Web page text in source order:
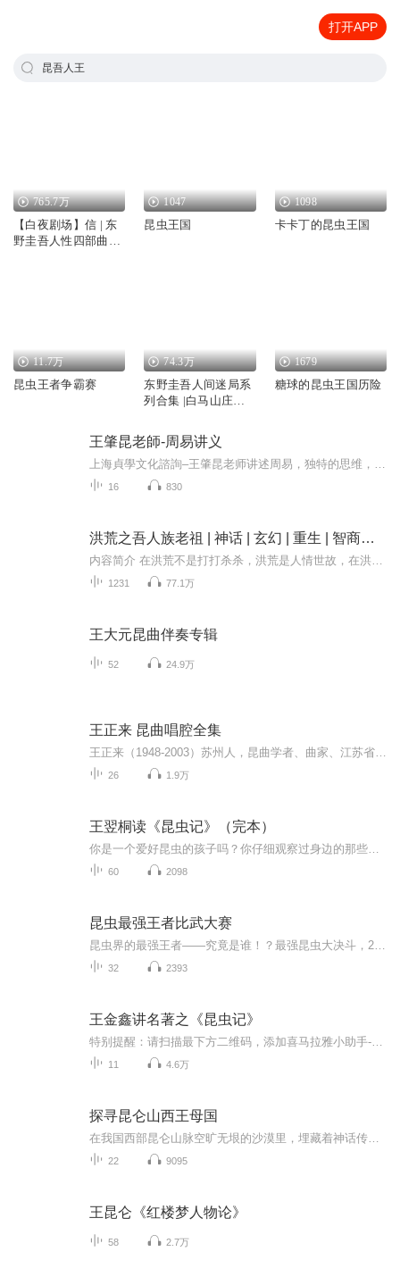
打开APP
昆吾人王
765.7万
【白夜剧场】信 | 东
野圭吾人性四部曲合
1047
昆虫王国
1098
卡卡丁的昆虫王国
11.7万
昆虫王者争霸赛
74.3万
东野圭吾人间迷局系
列合集 |白马山庄谜
等7部 |焉拓子算俊天
明
1679
糖球的昆虫王国历险
王肇昆老師-周易讲义
16 830
洪荒之吾人族老祖 | 神话 | 玄幻 | 重生 | 智商在线 | 爽文 | 多播
1231 77.1万
王大元昆曲伴奏专辑
52 24.9万
王正来 昆曲唱腔全集
26 1.9万
王翌桐读《昆虫记》（完本）
60 2098
昆虫最强王者比武大赛
32 2393
王金鑫讲名著之《昆虫记》
11 4.6万
探寻昆仑山西王母国
22 9095
王昆仑《红楼梦人物论》
58 2.7万